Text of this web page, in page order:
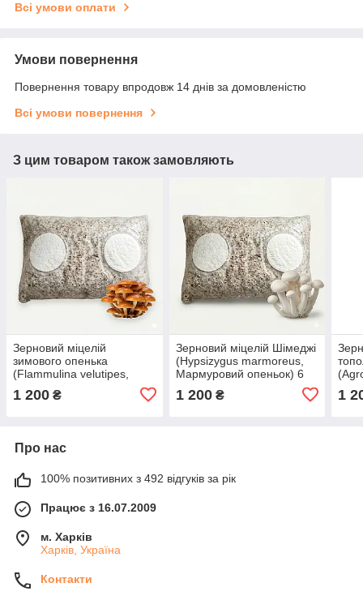
Всі умови оплати
Умови повернення
Повернення товару впродовж 14 днів за домовленістю
Всі умови повернення
З цим товаром також замовляють
Зерновий міцелій
зимового опенька
(Flammulina velutipes,
1 200 ₴
Зерновий міцелій Шімеджі
(Hypsizygus marmoreus,
Мармуровий опеньок) 6
1 200₴ 1
Про нас
100% позитивних з 492 відгуків за рік
Працює з 16.07.2009
м. Харків
Харків, Україна
Контакти